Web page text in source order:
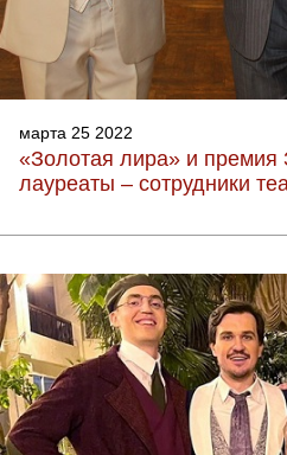
марта 25 2022
«Золотая лира» и премия
лауреаты – сотрудники